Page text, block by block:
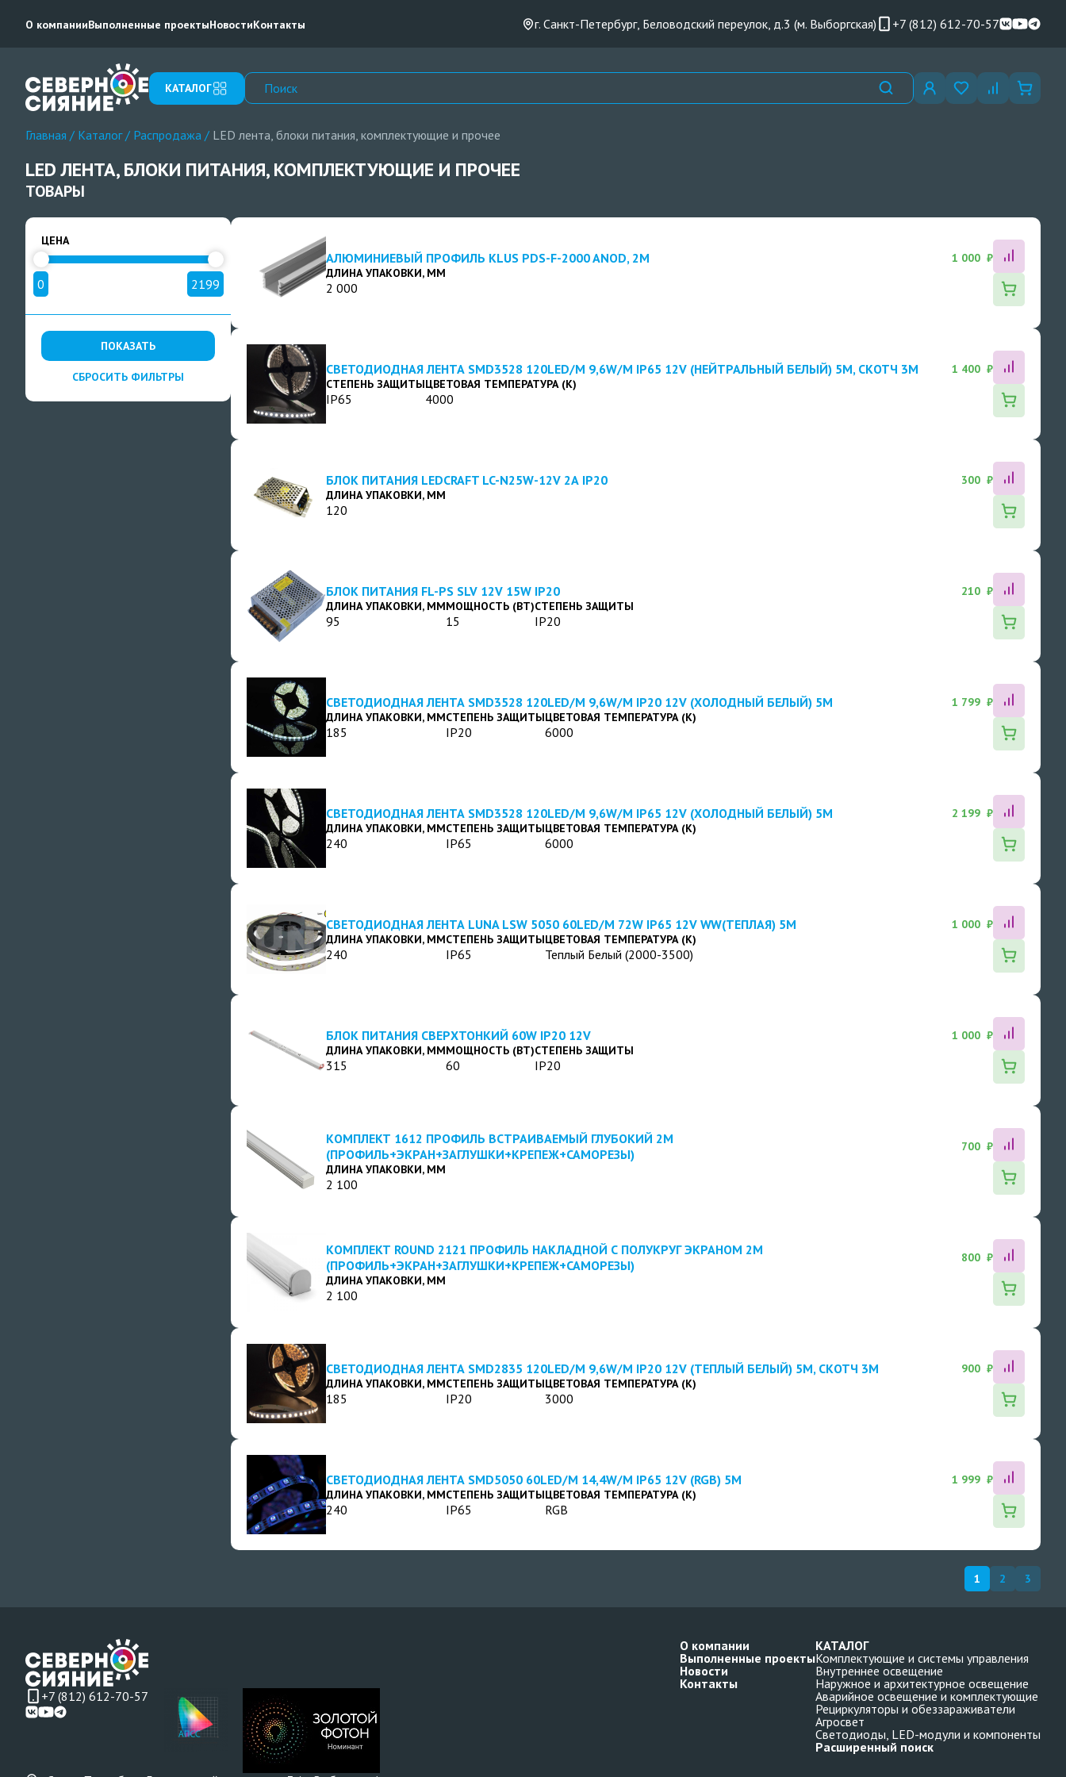
О компанииВыполненные проектыНовостиКонтакты г. Санкт-Петербург, Беловодский переулок, д.3 (м. Выборгская) +7 (812) 612-70-57
КАТАЛОГ
Главная / Каталог/ Распродажа / LED лента, блоки питания, комплектующие и прочее
LED ЛЕНТА, БЛОКИ ПИТАНИЯ, КОМПЛЕКТУЮЩИЕ И ПРОЧЕЕ
ТОВАРЫ
ЦЕНА
0 2199
ПОКАЗАТЬ
СБРОСИТЬ ФИЛЬТРЫ
АЛЮМИНИЕВЫЙ ПРОФИЛЬ KLUS PDS-F-2000 ANOD, 2M
1 000 ₽
ДЛИНА УПАКОВКИ, ММ
2 000
СВЕТОДИОДНАЯ ЛЕНТА SMD3528 120LED/M 9,6W/M IP65 12V (НЕЙТРАЛЬНЫЙ БЕЛЫЙ) 5M, СКОТЧ 3М
1 400 ₽
СТЕПЕНЬ ЗАЩИТЫ
IP65
ЦВЕТОВАЯ ТЕМПЕРАТУРА (К)
4000
БЛОК ПИТАНИЯ LEDCRAFT LC-N25W-12V 2А IP20
300 ₽
ДЛИНА УПАКОВКИ, ММ
120
БЛОК ПИТАНИЯ FL-PS SLV 12V 15W IP20
210 ₽
ДЛИНА УПАКОВКИ, ММ
95
МОЩНОСТЬ (ВТ)
15
СТЕПЕНЬ ЗАЩИТЫ
IP20
СВЕТОДИОДНАЯ ЛЕНТА SMD3528 120LED/M 9,6W/M IP20 12V (ХОЛОДНЫЙ БЕЛЫЙ) 5M
1 799 ₽
ДЛИНА УПАКОВКИ, ММ
185
СТЕПЕНЬ ЗАЩИТЫ
IP20
ЦВЕТОВАЯ ТЕМПЕРАТУРА (К)
6000
СВЕТОДИОДНАЯ ЛЕНТА SMD3528 120LED/M 9,6W/M IP65 12V (ХОЛОДНЫЙ БЕЛЫЙ) 5M
2 199 ₽
ДЛИНА УПАКОВКИ, ММ
240
СТЕПЕНЬ ЗАЩИТЫ
IP65
ЦВЕТОВАЯ ТЕМПЕРАТУРА (К)
6000
СВЕТОДИОДНАЯ ЛЕНТА LUNA LSW 5050 60LED/M 72W IP65 12V WW(ТЕПЛАЯ) 5M
1 000 ₽
ДЛИНА УПАКОВКИ, ММ
240
СТЕПЕНЬ ЗАЩИТЫ
IP65
ЦВЕТОВАЯ ТЕМПЕРАТУРА (К)
Теплый Белый (2000-3500)
БЛОК ПИТАНИЯ СВЕРХТОНКИЙ 60W IP20 12V
1 000 ₽
ДЛИНА УПАКОВКИ, ММ
315
МОЩНОСТЬ (ВТ)
60
СТЕПЕНЬ ЗАЩИТЫ
IP20
КОМПЛЕКТ 1612 ПРОФИЛЬ ВСТРАИВАЕМЫЙ ГЛУБОКИЙ 2M
(ПРОФИЛЬ+ЭКРАН+ЗАГЛУШКИ+КРЕПЕЖ+САМОРЕЗЫ)
700 ₽
ДЛИНА УПАКОВКИ, ММ
2 100
КОМПЛЕКТ ROUND 2121 ПРОФИЛЬ НАКЛАДНОЙ С ПОЛУКРУГ ЭКРАНОМ 2M
(ПРОФИЛЬ+ЭКРАН+ЗАГЛУШКИ+КРЕПЕЖ+САМОРЕЗЫ)
800 ₽
ДЛИНА УПАКОВКИ, ММ
2 100
СВЕТОДИОДНАЯ ЛЕНТА SMD2835 120LED/M 9,6W/M IP20 12V (ТЕПЛЫЙ БЕЛЫЙ) 5M, СКОТЧ 3М
900 ₽
ДЛИНА УПАКОВКИ, ММ
185
СТЕПЕНЬ ЗАЩИТЫ
IP20
ЦВЕТОВАЯ ТЕМПЕРАТУРА (К)
3000
СВЕТОДИОДНАЯ ЛЕНТА SMD5050 60LED/M 14,4W/M IP65 12V (RGB) 5M
1 999 ₽
ДЛИНА УПАКОВКИ, ММ
240
СТЕПЕНЬ ЗАЩИТЫ
IP65
ЦВЕТОВАЯ ТЕМПЕРАТУРА (К)
RGB
1 2 3
+7 (812) 612-70-57
О компании
Выполненные проекты
Новости
Контакты
КАТАЛОГ
Комплектующие и системы управления
Внутреннее освещение
Наружное и архитектурное освещение
Аварийное освещение и комплектующие
Рециркуляторы и обеззараживатели
Агросвет
Светодиоды, LED-модули и компоненты
Расширенный поиск